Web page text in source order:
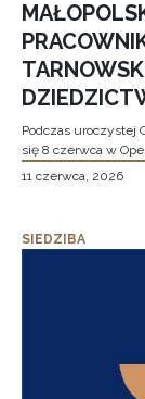
Podczas uroczystej
się 8 czerwca w
11 czerwca, 2026
SIEDZIBA